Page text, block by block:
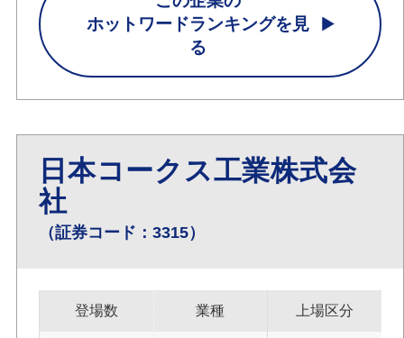
ホットワードランキングを見
る
日本コークス工業株式会
社
（証券コード：3315）
登場数 業種 上場区分